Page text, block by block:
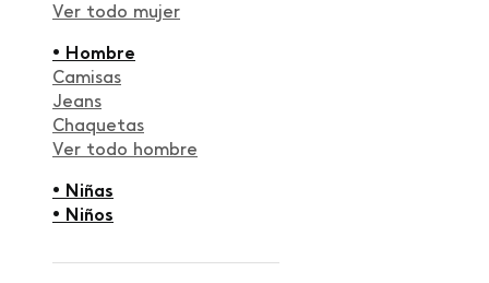
Ver todo mujer
• Hombre
Camisas
Jeans
Chaquetas
Ver todo hombre
• Niñas
• Niños